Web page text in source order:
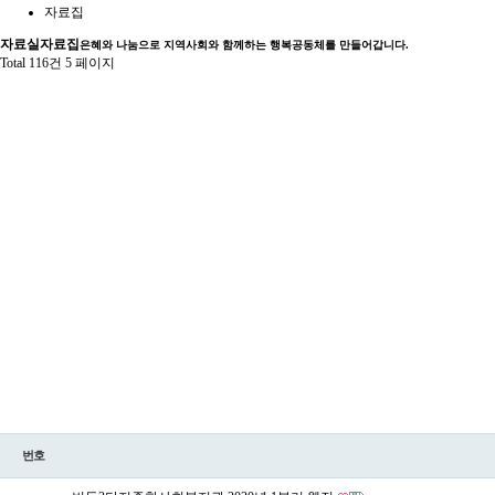
자료집
자료실자료집은혜와 나눔으로 지역사회와 함께하는 행복공동체를 만들어갑니다.
Total 116건 5 페이지
번호